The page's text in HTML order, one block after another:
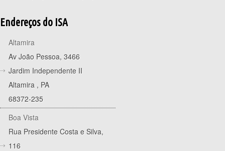
Endereços do ISA
Altamira
Av João Pessoa, 3466
Jardim Independente II
Altamira , PA
68372-235
Boa Vista
Rua Presidente Costa e Silva,
116